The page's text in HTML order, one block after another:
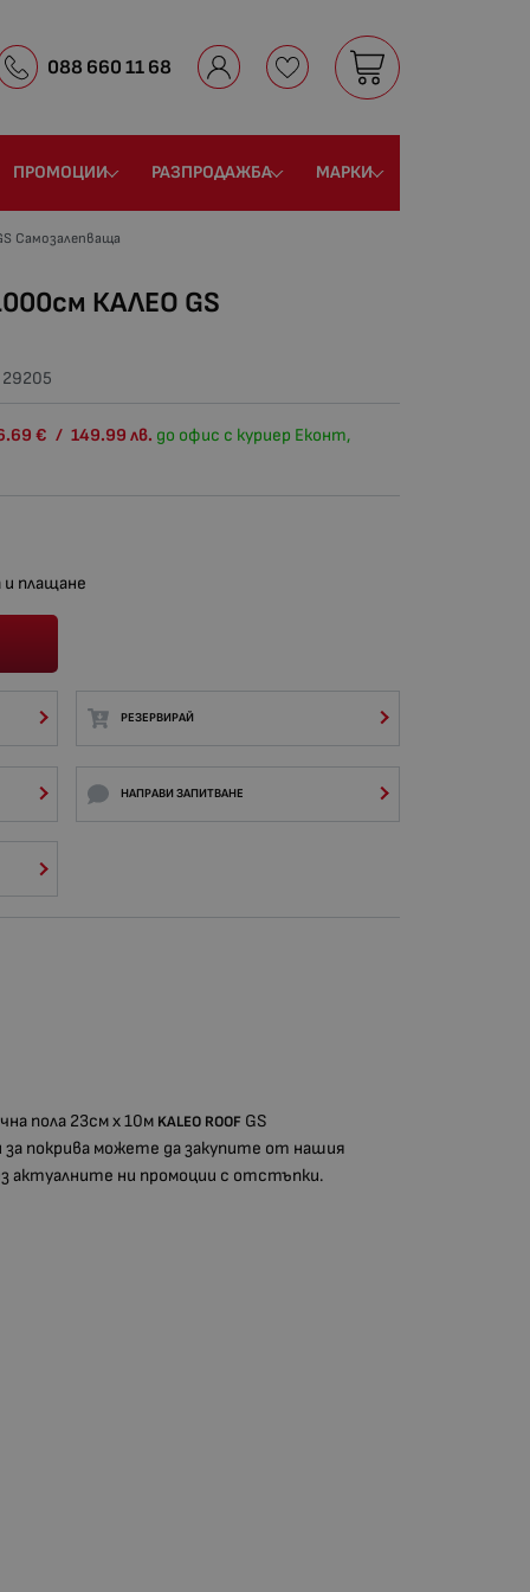
088 660 11 68
ПРОМОЦИИ РАЗПРОДАЖБА МАРКИ
Самозалепваща
КАЛЕО GS
29205
€ / 149.99 лв. до офис с куриер Еконт,
плащане
РЕЗЕРВИРАЙ
НАПРАВИ ЗАПИТВАНЕ
пола 23см х 10м KALEO ROOF GS
за покрива можете да закупите от нашия
актуалните ни промоции с отстъпки.